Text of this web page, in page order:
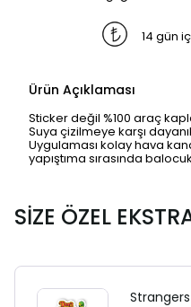
14 gün
Ürün Açıklaması
Sticker değil %100 araç
Suya çizilmeye karşı
Uygulaması kolay hava
yapıştıma sırasında
SİZE ÖZEL
Strangers